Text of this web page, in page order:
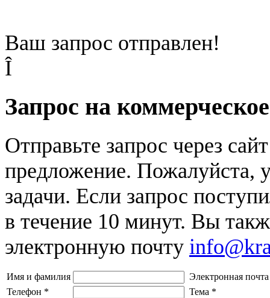
Ваш запрос отправлен!
Î
Запрос на
Отправьте запрос через
предложение. Пожалуйста,
задачи. Если запрос
в течение 10 минут. Вы
электронную почту
Имя и фамилия
Электронная почта
Телефон * Тема *